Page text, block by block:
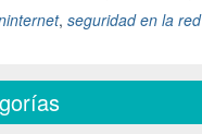
, seguridad en la red